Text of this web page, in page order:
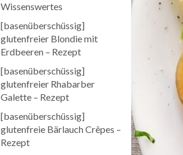
Wissenswertes
[basenüberschüssig]
glutenfreier Blondie mit
Erdbeeren – Rezept
[basenüberschüssig]
glutenfreier Rhabarber
Galette – Rezept
[basenüberschüssig]
glutenfreie Bärlauch Crêpes –
Rezept